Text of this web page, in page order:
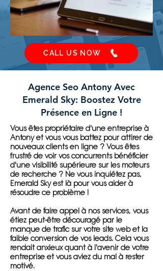
CALL US NOW
Agence Seo Antony Avec
Emerald Sky: Boostez Votre
Présence en Ligne !
Vous êtes propriétaire d'une entreprise à
Antony et vous vous battez pour attirer de
nouveaux clients en ligne ? Vous êtes
frustré de voir vos concurrents bénéficier
d'une visibilité supérieure sur les moteurs
de recherche ? Ne vous inquiétez pas,
Emerald Sky est là pour vous aider à
résoudre ce problème !
Avant de faire appel à nos services, vous
étiez peut-être découragé par le
manque de trafic sur votre site web et la
faible conversion de vos leads. Cela vous
rendait anxieux quant à l'avenir de votre
entreprise et vous aviez du mal à rester
motivé.